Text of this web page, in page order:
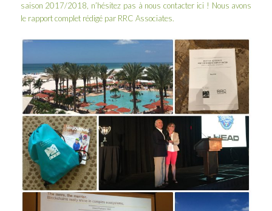
saison 2017/2018, n’hésitez pas à nous contacter ici ! Nous avons
le rapport complet rédigé par RRC Associates.